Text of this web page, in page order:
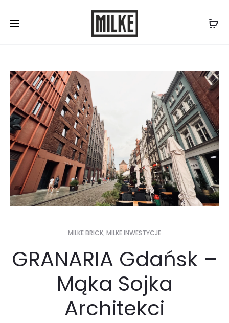
Skontaktuj się z nami:577 507 300
MILKE BRICK, MILKE INWESTYCJE
GRANARIA Gdańsk –
Mąka Sojka
Architekci